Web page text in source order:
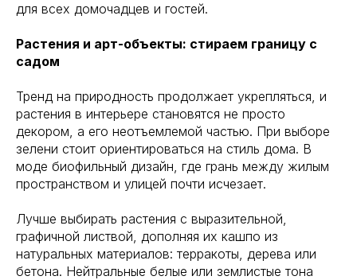
для всех домочадцев и гостей.
Растения и арт-объекты: стираем границу с
садом
Тренд на природность продолжает укрепляться, и
растения в интерьере становятся не просто
декором, а его неотъемлемой частью. При выборе
зелени стоит ориентироваться на стиль дома. В
моде биофильный дизайн, где грань между жилым
пространством и улицей почти исчезает.
Лучше выбирать растения с выразительной,
графичной листвой, дополняя их кашпо из
натуральных материалов: терракоты, дерева или
бетона. Нейтральные белые или землистые тона